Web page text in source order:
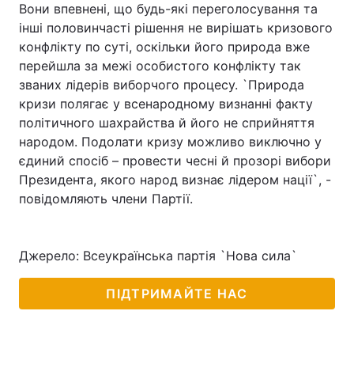
Вони впевнені, що будь-які переголосування та
інші половинчасті рішення не вирішать кризового
конфлікту по суті, оскільки його природа вже
перейшла за межі особистого конфлікту так
званих лідерів виборчого процесу. `Природа
кризи полягає у всенародному визнанні факту
політичного шахрайства й його не сприйняття
народом. Подолати кризу можливо виключно у
єдиний спосіб – провести чесні й прозорі вибори
Президента, якого народ визнає лідером нації`, -
повідомляють члени Партії.
Джерело: Всеукраїнська партія `Нова сила`
ПІДТРИМАЙТЕ НАС